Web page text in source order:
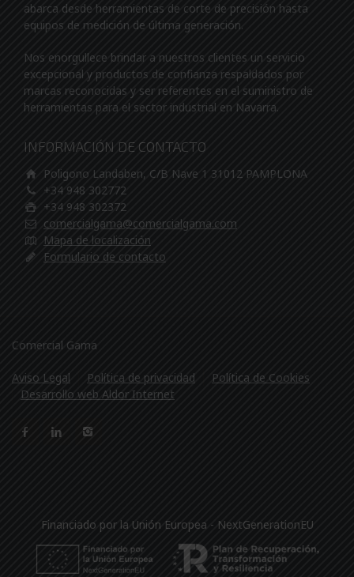
abarca desde herramientas de corte de precisión hasta
equipos de medición de última generación.
Nos enorgullece brindar a nuestros clientes un servicio
excepcional y productos de confianza respaldados por
marcas reconocidas y ser referentes en el suministro de
herramientas para el sector industrial en Navarra.
INFORMACIÓN DE CONTACTO
Poligono Landaben, C/B Nave 1 31012 PAMPLONA
+34 948 302772
+34 948 302372
comercialgama@comercialgama.com
Mapa de localización
Formulario de contacto
Comercial Gama
Aviso Legal Política de privacidad
Política de Cookies
Desarrollo web Aldor Internet
Financiado por la Unión Europea - NextGenerationEU